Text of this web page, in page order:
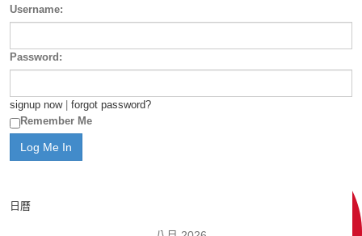
Username:
Password:
signup now| forgot password?
Remember Me
日曆